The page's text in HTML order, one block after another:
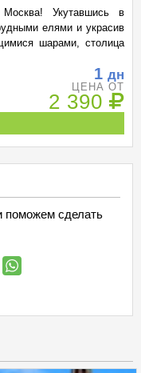
Москва! Укутавшись в
елями и украсив
шарами, столица
1 дн
ЦЕНА ОТ
2 390
поможем сделать